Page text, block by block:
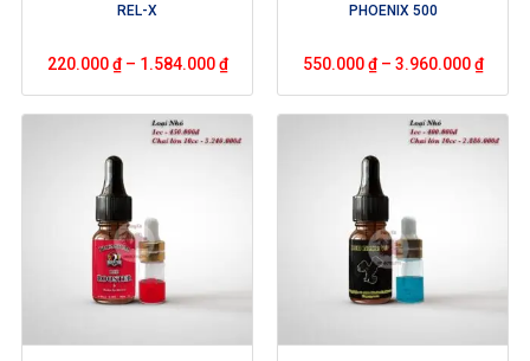
REL-X
220.000₫– 1.584.000₫
PHOENIX 500
550.000₫– 3.960.000₫